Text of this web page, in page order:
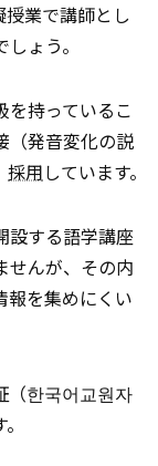
業で講師とし
ょう。
を持っているこ
（発音変化の説
採用しています。
設する語学講座
せんが、その内
報を集めにくい
（한국어교원자